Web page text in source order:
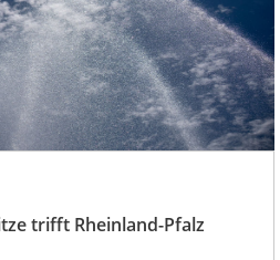
trifft Rheinland-Pfalz